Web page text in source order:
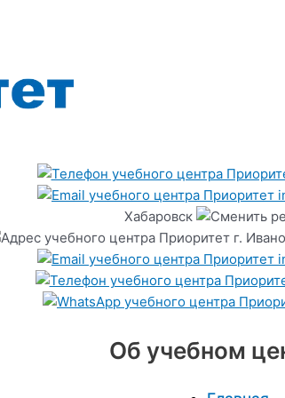
Хабаровск
г.
Об учебном